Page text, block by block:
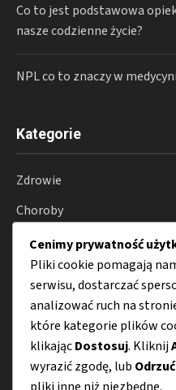
Co to jest podstawowa
nasze codzienne życie?
NPL co to znaczy w
Kategorie
Zdrowie
Choroby
Suplementy
Farmakoterapia
Porady
Menu
Cenimy prywatność
Pliki cookie pomagają
serwisu, dostarczać
analizować ruch na
które kategorie plików
klikającDostosuj. Kliknij
wyrazić zgodę, lub